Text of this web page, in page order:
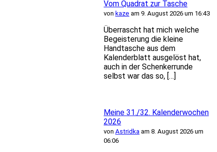
Vom Quadrat zur Tasche
von kaze am 9. August 2026 um 16:43
Überrascht hat mich welche
Begeisterung die kleine
Handtasche aus dem
Kalenderblatt ausgelöst hat,
auch in der Schenkerrunde
selbst war das so, […]
Meine 31./32. Kalenderwochen
2026
von Astridka am 8. August 2026 um
06:06